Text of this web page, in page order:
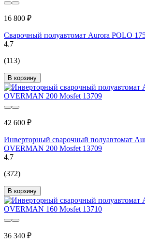
16 800 ₽
Сварочный полуавтомат Aurora POLO
4.7
(113)
В корзину
42 600 ₽
Инверторный сварочный полуавтомат
OVERMAN 200 Mosfet 13709
4.7
(372)
В корзину
36 340 ₽